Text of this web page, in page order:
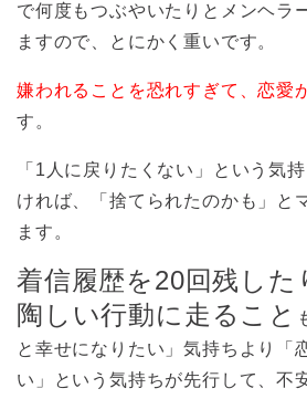
で何度もつぶやいたりとメンヘラ
ますので、とにかく重いです。
嫌われることを恐れすぎて、恋愛
す。
「1人に戻りたくない」という気
ければ、「捨てられたのかも」と
ます。
着信履歴を20回残した
陶しい行動に走ること
と幸せになりたい」気持ちより「
い」という気持ちが先行して、不